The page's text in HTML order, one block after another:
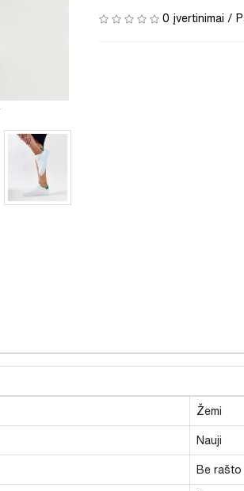
0 įvertinimai /
Žemi
Nauji
Be rašto